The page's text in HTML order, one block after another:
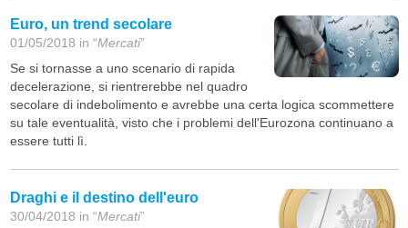
Euro, un trend secolare
01/05/2018 in “Mercati”
Se si tornasse a uno scenario di rapida
decelerazione, si rientrerebbe nel quadro
secolare di indebolimento e avrebbe una certa logica scommettere
su tale eventualità, visto che i problemi dell'Eurozona continuano a
essere tutti lì.
Draghi e il destino dell'euro
30/04/2018 in “Mercati”